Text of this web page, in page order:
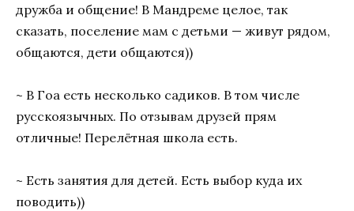
дружба и общение! В Мандреме целое, так
сказать, поселение мам с детьми — живут рядом,
общаются, дети общаются))
~ В Гоа есть несколько садиков. В том числе
русскоязычных. По отзывам друзей прям
отличные! Перелётная школа есть.
~ Есть занятия для детей. Есть выбор куда их
поводить))